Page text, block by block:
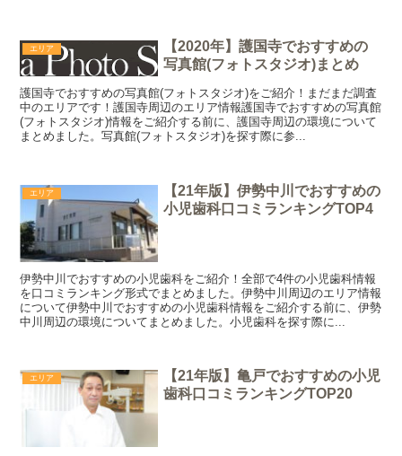
エリア
【2020年】護国寺でおすすめの
写真館(フォトスタジオ)まとめ
護国寺でおすすめの写真館(フォトスタジオ)をご紹介！まだまだ調査
中のエリアです！護国寺周辺のエリア情報護国寺でおすすめの写真館
(フォトスタジオ)情報をご紹介する前に、護国寺周辺の環境について
まとめました。写真館(フォトスタジオ)を探す際に参...
エリア
【21年版】伊勢中川でおすすめの
小児歯科口コミランキングTOP4
伊勢中川でおすすめの小児歯科をご紹介！全部で4件の小児歯科情報
を口コミランキング形式でまとめました。伊勢中川周辺のエリア情報
について伊勢中川でおすすめの小児歯科情報をご紹介する前に、伊勢
中川周辺の環境についてまとめました。小児歯科を探す際に...
エリア
【21年版】亀戸でおすすめの小児
歯科口コミランキングTOP20